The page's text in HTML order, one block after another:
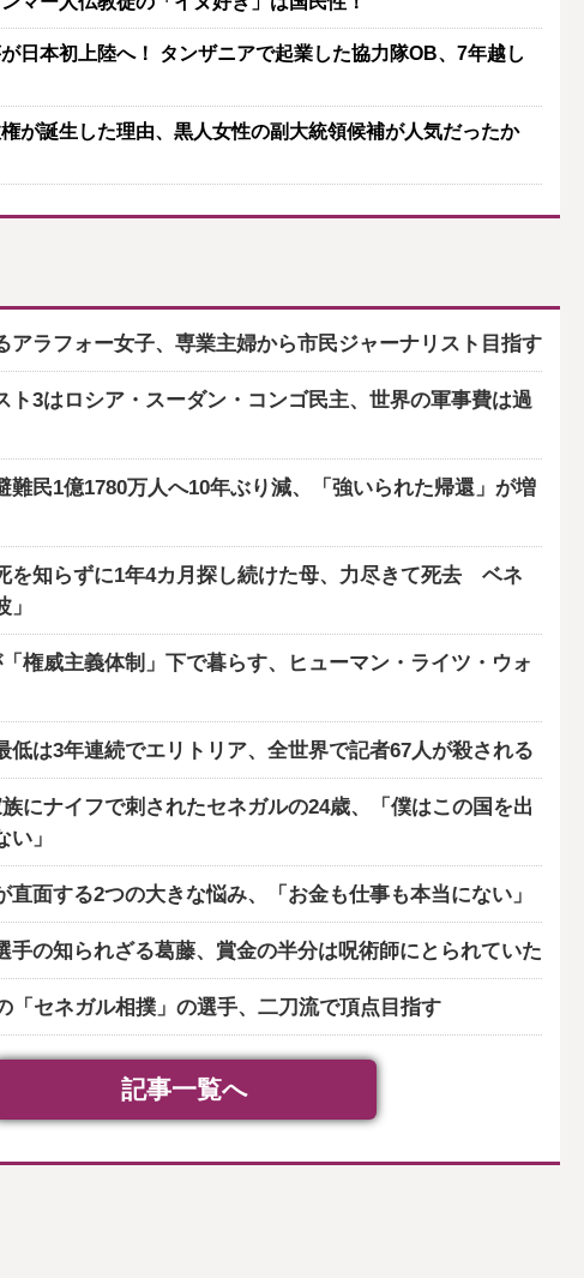
日本初上陸へ！ タンザニアで起業した協力隊OB、7年越し
が誕生した理由、黒人女性の副大統領候補が人気だったか
アラフォー女子、専業主婦から市民ジャーナリスト目指す
ト3はロシア・スーダン・コンゴ民主、世界の軍事費は過
難民1億1780万人へ10年ぶり減、「強いられた帰還」が増
を知らずに1年4カ月探し続けた母、力尽きて死去 ベネ
権威主義体制」下で暮らす、ヒューマン・ライツ・ウォ
低は3年連続でエリトリア、全世界で記者67人が殺される
にナイフで刺されたセネガルの24歳、「僕はこの国を出
」
直面する2つの大きな悩み、「お金も仕事も本当にない」
手の知られざる葛藤、賞金の半分は呪術師にとられていた
「セネガル相撲」の選手、二刀流で頂点目指す
記事一覧へ